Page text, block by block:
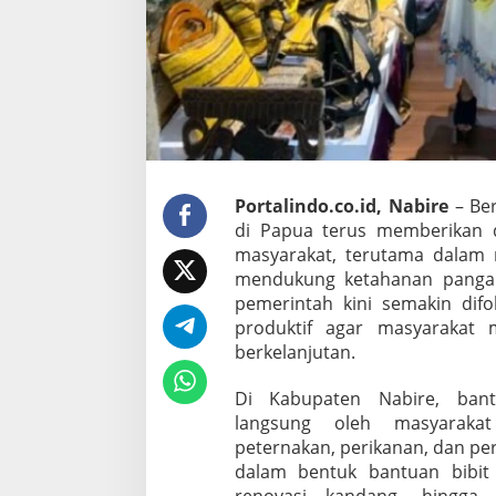
P
e
m
e
r
n
t
u
n
t
u
k
E
k
o
m
i
W
a
r
Portalindo.co.id, Nabire –
di Papua terus memberikan
masyarakat, terutama
mendukung ketahanan
pemerintah kini semakin
produktif agar masyarakat
berkelanjutan.
Di Kabupaten Nabire,
langsung oleh
peternakan, perikanan, dan
dalam bentuk bantuan